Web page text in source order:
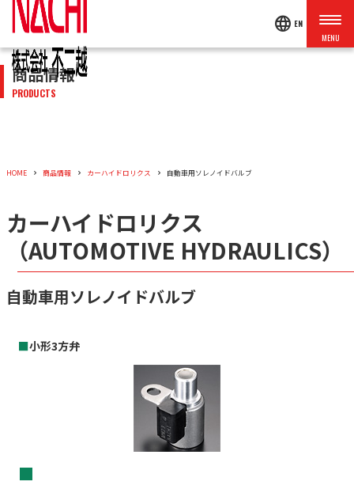
language EN
商品情報
PRODUCTS
HOME 商品情報 カーハイドロリクス 自動車用ソレノイドバルブ
カーハイドロリクス
（AUTOMOTIVE HYDRAULICS）
自動車用ソレノイドバルブ
■小形3方弁
■